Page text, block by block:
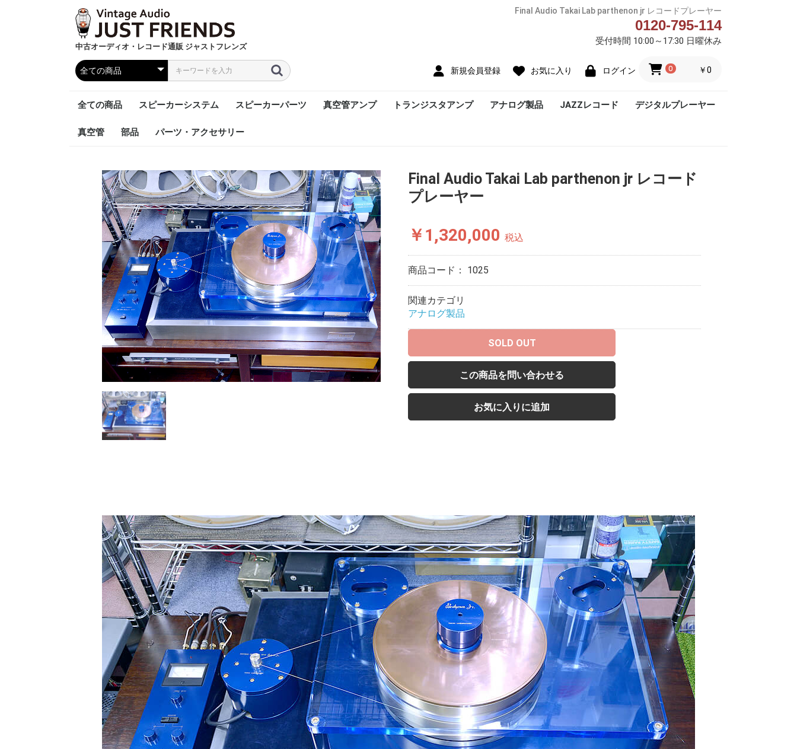
中古オーディオ・レコード通販 ジャストフレンズ
Final Audio Takai Lab parthenon jr レコードプレーヤー
0120-795-114
受付時間 10:00～17:30 日曜休み
新規会員登録 お気に入り ログイン 0 ￥0
全ての商品 スピーカーシステム スピーカーパーツ 真空管アンプ トランジスタアンプ アナログ製品 JAZZレコード デジタルプレーヤー
真空管 部品 パーツ・アクセサリー
Final Audio Takai Lab parthenon jr レコード
プレーヤー
￥1,320,000 税込
商品コード： 1025
関連カテゴリ
アナログ製品
SOLD OUT
この商品を問い合わせる
お気に入りに追加